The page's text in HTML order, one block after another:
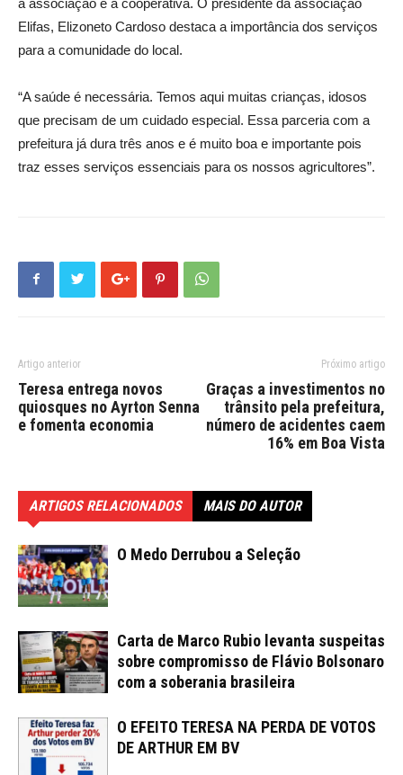
Elifas, Elizoneto Cardoso destaca a importância dos serviços
para a comunidade do local.
“A saúde é necessária. Temos aqui muitas crianças, idosos
que precisam de um cuidado especial. Essa parceria com a
prefeitura já dura três anos e é muito boa e importante pois
traz esses serviços essenciais para os nossos agricultores”.
Artigo anterior
Teresa entrega novos
quiosques no Ayrton Senna
e fomenta economia
Próximo artigo
Graças a investimentos no
trânsito pela prefeitura,
número de acidentes caem
16% em Boa Vista
ARTIGOS RELACIONADOS MAIS DO AUTOR
O Medo Derrubou a Seleção
Carta de Marco Rubio levanta suspeitas
sobre compromisso de Flávio Bolsonaro
com a soberania brasileira
O EFEITO TERESA NA PERDA DE VOTOS
DE ARTHUR EM BV